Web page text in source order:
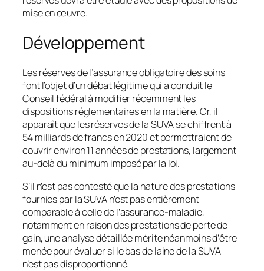
mise en œuvre.
Développement
Les réserves de l’assurance obligatoire des soins
font l’objet d’un débat légitime qui a conduit le
Conseil fédéral à modifier récemment les
dispositions réglementaires en la matière. Or, il
apparaît que les réserves de la SUVA se chiffrent à
54 milliards de francs en 2020 et permettraient de
couvrir environ 11 années de prestations, largement
au-delà du minimum imposé par la loi.
S’il n’est pas contesté que la nature des prestations
fournies par la SUVA n’est pas entièrement
comparable à celle de l’assurance-maladie,
notamment en raison des prestations de perte de
gain, une analyse détaillée mérite néanmoins d’être
menée pour évaluer si le bas de laine de la SUVA
n’est pas disproportionné.